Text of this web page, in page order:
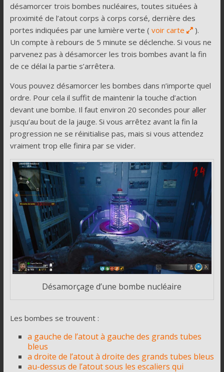
désamorcer trois bombes nucléaires, toutes situées à
proximité de l’atout corps à corps corsé, derrière des
portes indiquées par une lumière verte ( voir carte
).
Un compte à rebours de 5 minute se déclenche. Si vous ne
parvenez pas à désamorcer les trois bombes avant la fin
de ce délai la partie s’arrêtera.
Vous pouvez désamorcer les bombes dans n’importe quel
ordre. Pour cela il suffit de maintenir la touche d’action
devant une bombe. Il faut environ 20 secondes pour aller
jusqu’au bout de la jauge. Si vous arrêtez avant la fin la
progression ne se réinitialise pas, mais si vous attendez
vraiment trop elle finira par se vider.
Désamorçage d’une bombe nucléaire
Les bombes se trouvent :
a gauche de l’atout à gauche des grands tubes
bleus
a droite de l’atout à droite des grands tubes bleus
au-dessus de l’atout sous les escaliers qui